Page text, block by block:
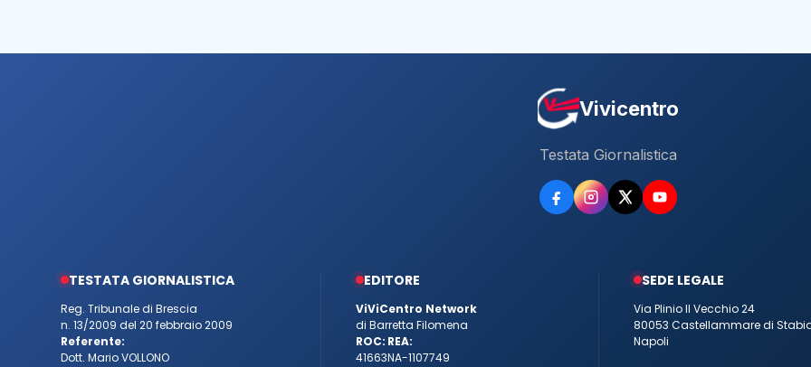
Vivicentro
Testata Giornalistica
TESTATA GIORNALISTICA
Reg. Tribunale di Brescia
n. 13/2009 del 20 febbraio 2009
Referente:
Dott. Mario VOLLONO
EDITORE
ViViCentro Network
di Barretta Filomena
ROC:
41663
REA:
NA-1107749
SEDE LEGALE
Via Plinio Il Vecchio 24
80053 Castellammare di
Napoli